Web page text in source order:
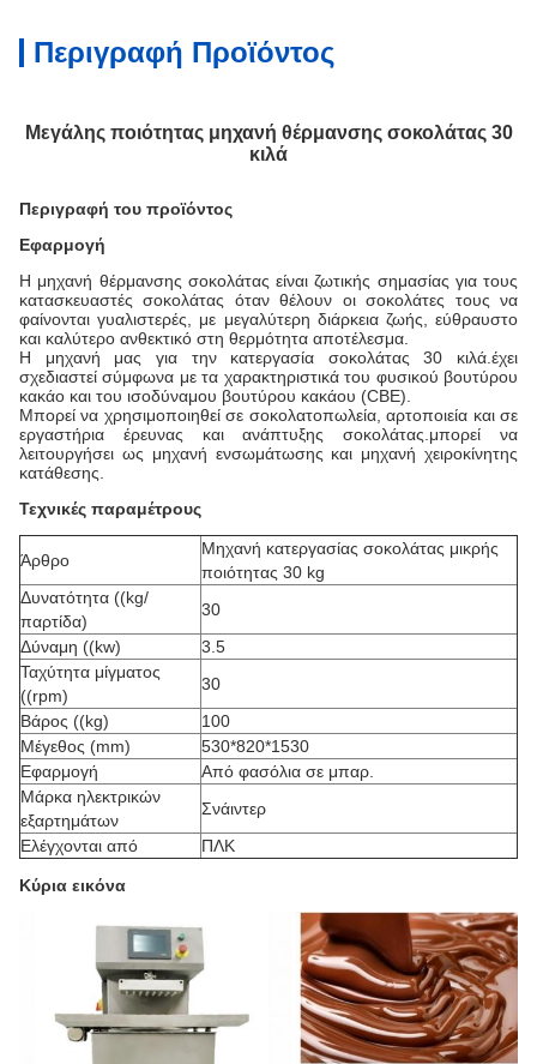
Περιγραφή Προϊόντος
Μεγάλης ποιότητας μηχανή θέρμανσης σοκολάτας 30
κιλά
Περιγραφή του προϊόντος
Εφαρμογή
Η μηχανή θέρμανσης σοκολάτας είναι ζωτικής σημασίας για τους
κατασκευαστές σοκολάτας όταν θέλουν οι σοκολάτες τους να
φαίνονται γυαλιστερές, με μεγαλύτερη διάρκεια ζωής, εύθραυστο
και καλύτερο ανθεκτικό στη θερμότητα αποτέλεσμα.
Η μηχανή μας για την κατεργασία σοκολάτας 30 κιλά. έχει
σχεδιαστεί σύμφωνα με τα χαρακτηριστικά του φυσικού βουτύρου
κακάο και του ισοδύναμου βουτύρου κακάου (CBE).
Μπορεί να χρησιμοποιηθεί σε σοκολατοπωλεία, αρτοποιεία και σε
εργαστήρια έρευνας και ανάπτυξης σοκολάτας.μπορεί να
λειτουργήσει ως μηχανή ενσωμάτωσης και μηχανή χειροκίνητης
κατάθεσης.
Τεχνικές παραμέτρους
Άρθρο
Μηχανή κατεργασίας σοκολάτας μικρής
ποιότητας 30 kg
Δυνατότητα ((kg/
παρτίδα)
30
Δύναμη ((kw)
3.5
Ταχύτητα μίγματος
((rpm)
30
Βάρος ((kg)
100
Μέγεθος (mm)
530*820*1530
Εφαρμογή
Από φασόλια σε μπαρ.
Μάρκα ηλεκτρικών
εξαρτημάτων
Σνάιντερ
Ελέγχονται από
ΠΛΚ
Κύρια εικόνα